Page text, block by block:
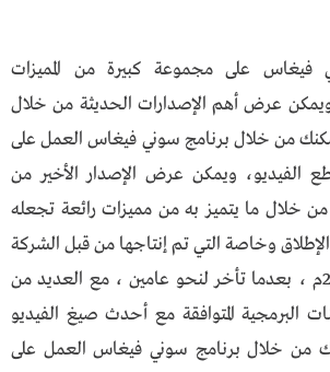
فيغاس على مجموعة كبيرة من المميزات
ويمكن عرض أهم الإصدارات الحديثة من خلال
من خلال برنامج سوني فيغاس العمل على
الفيديو، ويمكن عرض الإصدار الأخير من
خلال ما يتميز به من مميزات رائعة تجعله
وخاصة التي تم إنتاجها من قبل الشركة
المنتجة في سبتمبر 2022م ، بعدما تأخر لنحو عامين ، مع العديد من
البرمجية المتوافقة مع أحدث صيغ الفيديو
من خلال برنامج سوني فيغاس العمل على